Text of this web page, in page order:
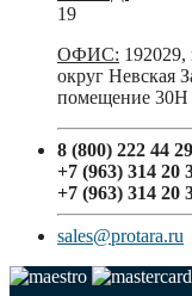
19
ОФИС:
округ Невская
помещение
8 (800) 222 44 29
+7 (963) 314 20
+7 (963) 314 20
sales@protara.ru